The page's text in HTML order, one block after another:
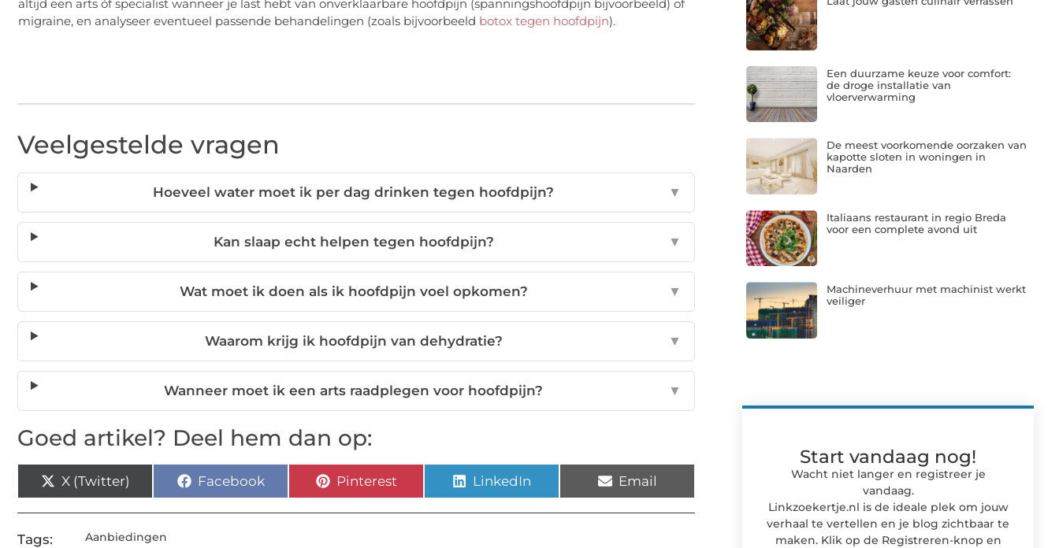
altijd een arts óf specialist wanneer je last hebt van onverklaarbare hoofdpijn (spanningshoofdpijn bijvoorbeeld) of
migraine, en analyseer eventueel passende behandelingen (zoals bijvoorbeeld botox tegen hoofdpijn).
Veelgestelde vragen
Hoeveel water moet ik per dag drinken tegen hoofdpijn? ▼
Kan slaap echt helpen tegen hoofdpijn? ▼
Wat moet ik doen als ik hoofdpijn voel opkomen? ▼
Waarom krijg ik hoofdpijn van dehydratie? ▼
Wanneer moet ik een arts raadplegen voor hoofdpijn? ▼
Goed artikel? Deel hem dan op:
X (Twitter) Facebook Pinterest LinkedIn Email
Tags: Aanbiedingen
Een duurzame keuze voor comfort:
de droge installatie van
vloerverwarming
De meest voorkomende oorzaken van
kapotte sloten in woningen in
Naarden
Italiaans restaurant in regio Breda
voor een complete avond uit
Machineverhuur met machinist werkt
veiliger
Start vandaag nog!
Wacht niet langer en registreer je
vandaag.
Linkzoekertje.nl is de ideale plek om jouw
verhaal te vertellen en je blog zichtbaar te
maken. Klik op de Registreren-knop en